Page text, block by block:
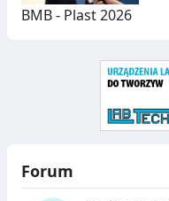
BMB - Plast 2026
Forum